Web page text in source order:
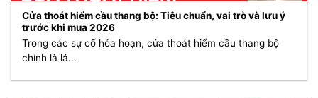
Cửa thoát hiểm cầu thang bộ: Tiêu chuẩn, vai trò và lưu ý
trước khi mua 2026
Trong các sự cố hỏa hoạn, cửa thoát hiểm cầu thang bộ
chính là lá...